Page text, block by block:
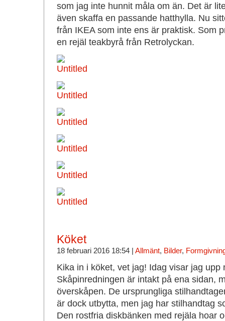
som jag inte hunnit måla om än. Det är
även skaffa en passande hatthylla. Nu
från IKEA som inte ens är praktisk. Som
en rejäl teakbyrå från Retrolyckan.
Köket
18 februari 2016 18:54 | Allmänt, Bilder,
Kika in i köket, vet jag! Idag visar jag upp
Skåpinredningen är intakt på ena sidan,
överskåpen. De ursprungliga
är dock utbytta, men jag har stilhandtag
Den rostfria diskbänken med rejäla hoar